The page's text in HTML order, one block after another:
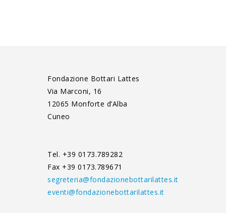
Fondazione Bottari Lattes
Via Marconi, 16
12065 Monforte d’Alba
Cuneo
Tel. +39 0173.789282
Fax +39 0173.789671
segreteria@fondazionebottarilattes.it
eventi@fondazionebottarilattes.it